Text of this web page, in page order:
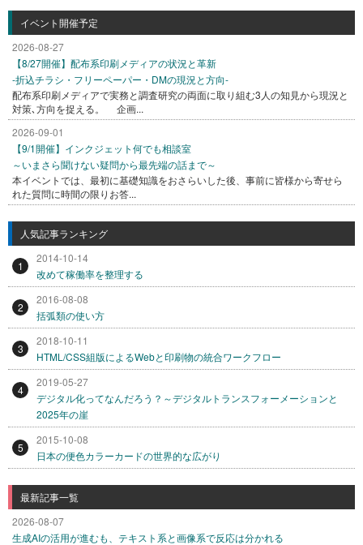
イベント開催予定
2026-08-27
【8/27開催】配布系印刷メディアの状況と革新
-折込チラシ・フリーペーパー・DMの現況と方向-
配布系印刷メディアで実務と調査研究の両面に取り組む3人の知見から現況と
対策､方向を捉える。 企画...
2026-09-01
【9/1開催】インクジェット何でも相談室
～いまさら聞けない疑問から最先端の話まで～
本イベントでは、最初に基礎知識をおさらいした後、事前に皆様から寄せら
れた質問に時間の限りお答...
人気記事ランキング
1
2014-10-14
改めて稼働率を整理する
2
2016-08-08
括弧類の使い方
3
2018-10-11
HTML/CSS組版によるWebと印刷物の統合ワークフロー
4
2019-05-27
デジタル化ってなんだろう？～デジタルトランスフォーメーションと
2025年の崖
5
2015-10-08
日本の便色カラーカードの世界的な広がり
最新記事一覧
2026-08-07
生成AIの活用が進むも、テキスト系と画像系で反応は分かれる